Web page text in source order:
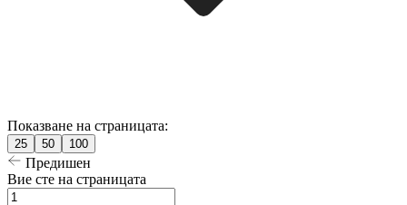
Показване на страницата:
25 50 100
Предишен
Вие сте на страницата